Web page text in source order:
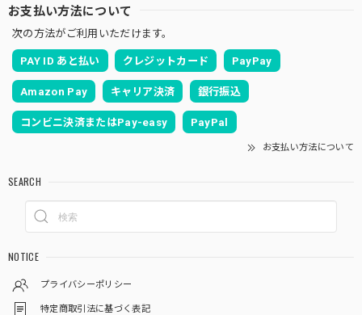
お支払い方法について
次の方法がご利用いただけます。
PAY ID あと払い クレジットカード PayPay
Amazon Pay キャリア決済 銀行振込
コンビニ決済またはPay-easy PayPal
お支払い方法について
SEARCH
NOTICE
プライバシーポリシー
特定商取引法に基づく表記